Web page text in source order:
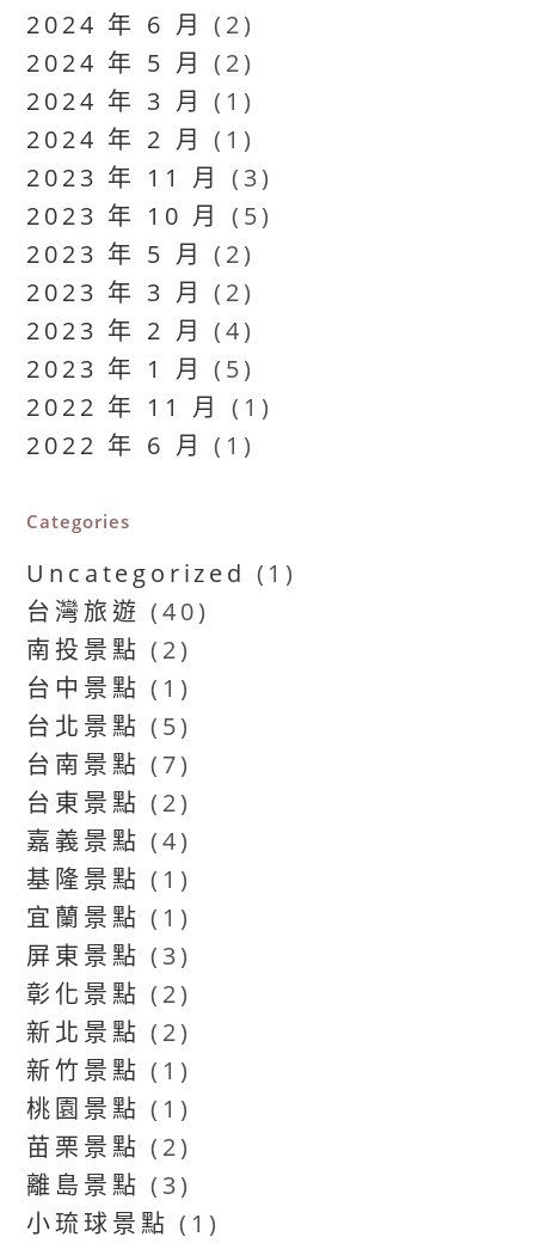
2024 年 6 月 (2)
2024 年 5 月 (2)
2024 年 3 月 (1)
2024 年 2 月 (1)
2023 年 11 月 (3)
2023 年 10 月 (5)
2023 年 5 月 (2)
2023 年 3 月 (2)
2023 年 2 月 (4)
2023 年 1 月 (5)
2022 年 11 月 (1)
2022 年 6 月 (1)
Categories
Uncategorized (1)
台灣旅遊 (40)
南投景點 (2)
台中景點 (1)
台北景點 (5)
台南景點 (7)
台東景點 (2)
嘉義景點 (4)
基隆景點 (1)
宜蘭景點 (1)
屏東景點 (3)
彰化景點 (2)
新北景點 (2)
新竹景點 (1)
桃園景點 (1)
苗栗景點 (2)
離島景點 (3)
小琉球景點 (1)